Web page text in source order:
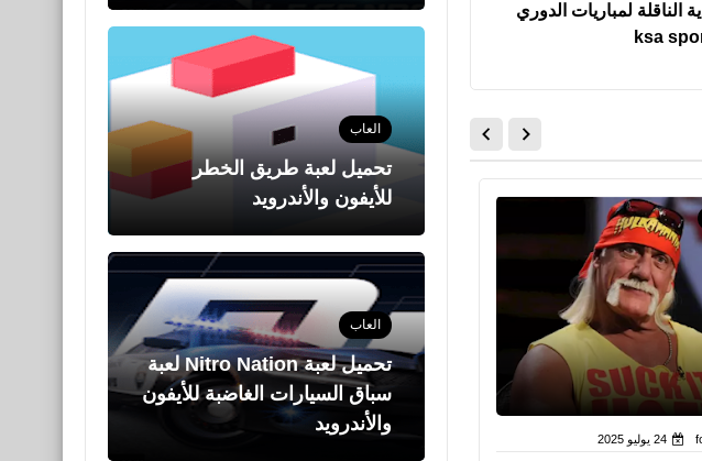
الناقلة لمباريات الدوري
24 يوليو 2025 fovtech 22 يوليو 2025
العاب
تحميل لعبة طريق الخطر
للأيفون والأندرويد
العاب
تحميل لعبة Nitro Nation لعبة
سباق السيارات الغاضبة للأيفون
والأندرويد